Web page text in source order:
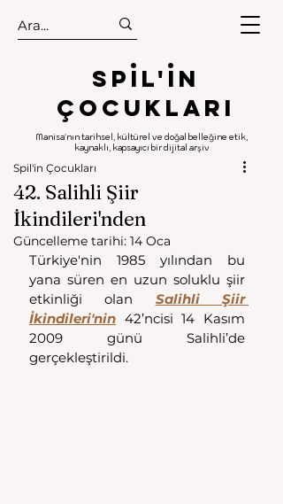
.
.
Spıl'in
Çocukları
Manisa'nın tarihsel, kültürel ve doğal belleğine etik,
kaynaklı, kapsayıcı bir dijital arşiv
42. Salihli Şiir
İkindileri'nden
Spil'in Çocukları
Güncelleme tarihi: 14 Oca
Türkiye'nin 1985 yılından bu
yana süren en uzun soluklu şiir
etkinliği olan Salihli Şiir
İkindileri'nin 42’ncisi 14 Kasım
2009 günü Salihli’de
gerçekleştirildi.